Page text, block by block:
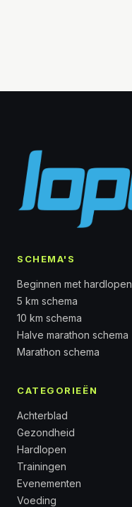
SCHEMA'S
Beginnen met hardlopen
5 km schema
10 km schema
Halve marathon schema
Marathon schema
CATEGORIEËN
Achterblad
Gezondheid
Hardlopen
Trainingen
Evenementen
Voeding